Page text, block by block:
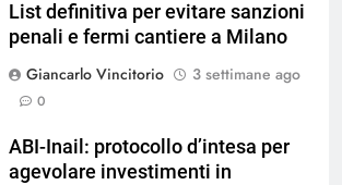
List definitiva per evitare sanzioni
penali e fermi cantiere a Milano
Giancarlo Vincitorio
3 settimane ago
0
ABI-Inail: protocollo d’intesa per
agevolare investimenti in